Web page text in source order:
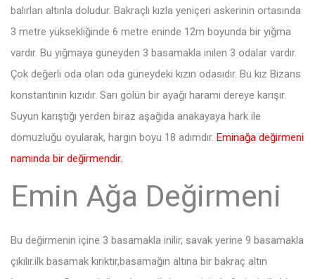
balırları altınla doludur. Bakraçlı kızla yeniçeri askerinin ortasında
3 metre yüksekliğinde 6 metre eninde 12m boyunda bir yığma
vardır. Bu yığmaya güneyden 3 basamakla inilen 3 odalar vardır.
Çok değerli oda olan oda güneydeki kızın odasıdır. Bu kız Bizans
konstantinin kızıdır. Sarı gölün bir ayağı harami dereye karışır.
Suyun karıştığı yerden biraz aşağıda anakayaya hark ile
domuzluğu oyularak, hargın boyu 18 adımdır. Eminağa değirmeni
namında bir değirmendir.
Emin Ağa Değirmeni
Bu değirmenin içine 3 basamakla inilir, savak yerine 9 basamakla
çıkılır.ilk basamak kırıktır,basamağın altına bir bakraç altın